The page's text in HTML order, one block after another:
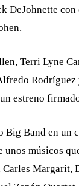
DeJohnette
Terri Lyne
estreno
Band en un
músicos
Margarit,